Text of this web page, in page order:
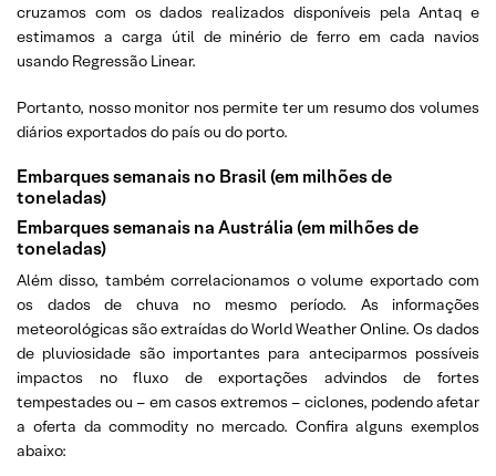
cruzamos com os dados realizados disponíveis pela Antaq e
estimamos a carga útil de minério de ferro em cada navios
usando Regressão Linear.
Portanto, nosso monitor nos permite ter um resumo dos volumes
diários exportados do país ou do porto.
Embarques semanais no Brasil (em milhões de
toneladas)
Embarques semanais na Austrália (em milhões de
toneladas)
Além disso, também correlacionamos o volume exportado com
os dados de chuva no mesmo período. As informações
meteorológicas são extraídas do World Weather Online. Os dados
de pluviosidade são importantes para anteciparmos possíveis
impactos no fluxo de exportações advindos de fortes
tempestades ou – em casos extremos – ciclones, podendo afetar
a oferta da commodity no mercado. Confira alguns exemplos
abaixo: